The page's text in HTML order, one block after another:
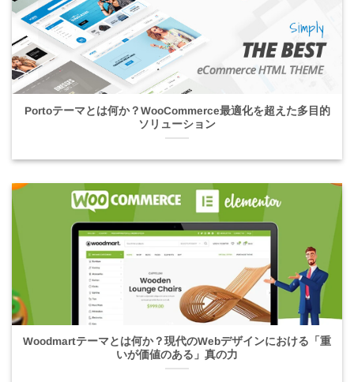
Portoテーマとは何か？WooCommerce最適化を超えた多目的
ソリューション
Woodmartテーマとは何か？現代のWebデザインにおける「重
いが価値のある」真の力